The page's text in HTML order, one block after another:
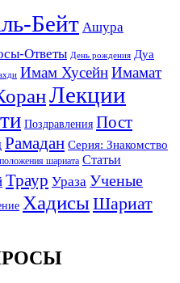
Бейт Ашура
Ответы День рождения Дуа
Имам ХусейнИмамат
Лекции
Поздравления Пост
Рамадан Серия: Знакомство
шариата Статьи
Траур Ураза Ученые
ХадисыШариат